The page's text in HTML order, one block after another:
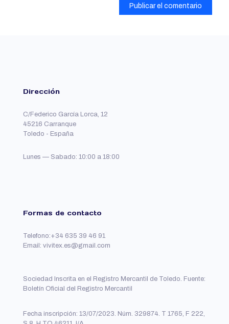
Dirección
C/Federico García Lorca, 12
45216 Carranque
Toledo - España
Lunes — Sabado: 10:00 a 18:00
Formas de contacto
Telefono:+34 635 39 46 91
Email: vivitex.es@gmail.com
Sociedad Inscrita en el Registro Mercantil de Toledo. Fuente:
Boletín Oficial del Registro Mercantil
Fecha inscripción: 13/07/2023. Núm. 329874. T 1765, F 222,